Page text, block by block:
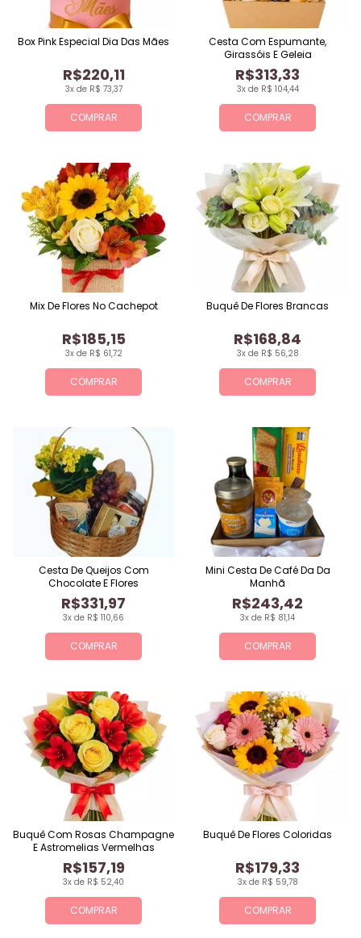
COMPRAR
3x de R$ 73,37
R$220,11
Box Pink Especial Dia Das Mães
COMPRAR
3x de R$ 104,44
R$313,33
Cesta Com Espumante,
Girassóis E Geleia
COMPRAR
3x de R$ 61,72
R$185,15
Mix De Flores No Cachepot
COMPRAR
3x de R$ 56,28
R$168,84
Buquê De Flores Brancas
COMPRAR
3x de R$ 110,66
R$331,97
Cesta De Queijos Com
Chocolate E Flores
COMPRAR
3x de R$ 81,14
R$243,42
Mini Cesta De Café Da Da
Manhã
COMPRAR
3x de R$ 52,40
R$157,19
Buquê Com Rosas Champagne
E Astromelias Vermelhas
COMPRAR
3x de R$ 59,78
R$179,33
Buquê De Flores Coloridas